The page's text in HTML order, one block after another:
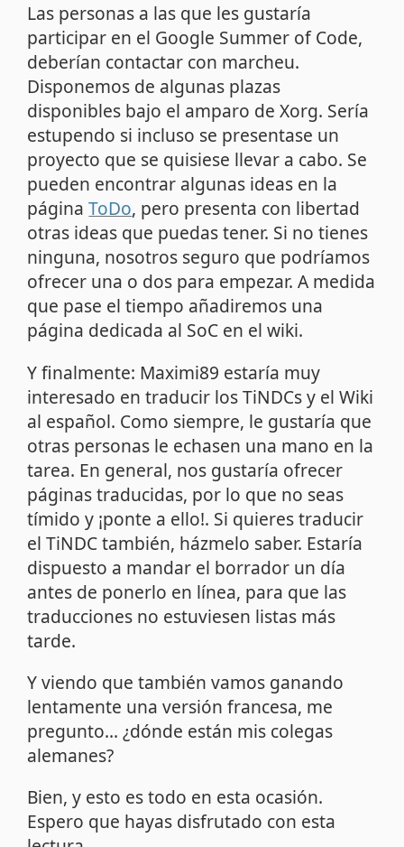
Las personas a las que les gustaría
participar en el Google Summer of Code,
deberían contactar con marcheu.
Disponemos de algunas plazas
disponibles bajo el amparo de Xorg. Sería
estupendo si incluso se presentase un
proyecto que se quisiese llevar a cabo. Se
pueden encontrar algunas ideas en la
páginaToDo, pero presenta con libertad
otras ideas que puedas tener. Si no tienes
ninguna, nosotros seguro que podríamos
ofrecer una o dos para empezar. A medida
que pase el tiempo añadiremos una
página dedicada al SoC en el wiki.
Y finalmente: Maximi89 estaría muy
interesado en traducir los TiNDCs y el Wiki
al español. Como siempre, le gustaría que
otras personas le echasen una mano en la
tarea. En general, nos gustaría ofrecer
páginas traducidas, por lo que no seas
tímido y ¡ponte a ello!. Si quieres traducir
el TiNDC también, házmelo saber. Estaría
dispuesto a mandar el borrador un día
antes de ponerlo en línea, para que las
traducciones no estuviesen listas más
tarde.
Y viendo que también vamos ganando
lentamente una versión francesa, me
pregunto... ¿dónde están mis colegas
alemanes?
Bien, y esto es todo en esta ocasión.
Espero que hayas disfrutado con esta